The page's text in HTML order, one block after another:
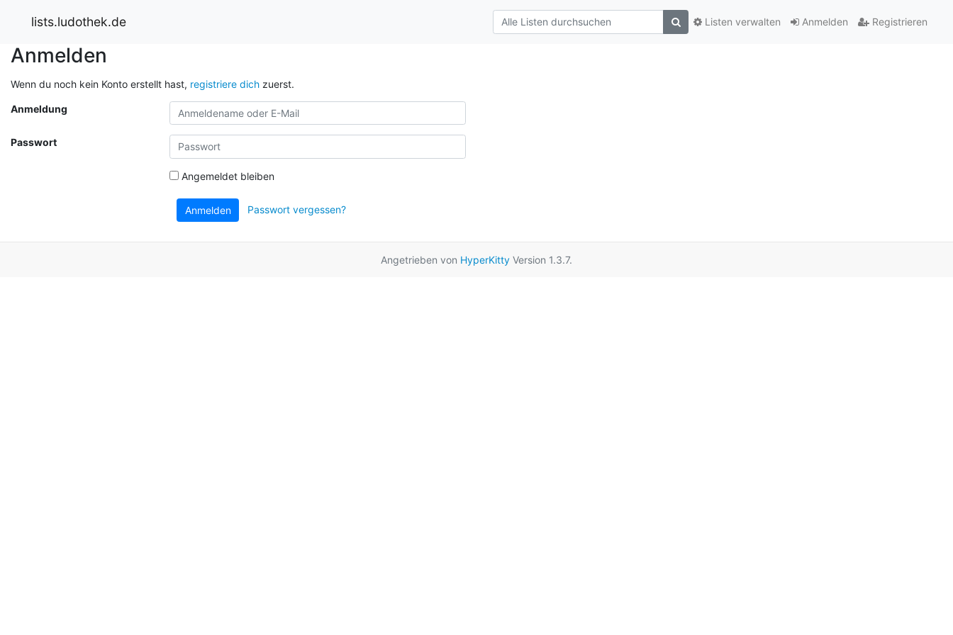
lists.ludothek.de Anmelden Registrieren
Listen verwalten
Anmelden
Wenn du noch kein Konto erstellt hast, registriere dich zuerst.
Anmeldung
Passwort
Angemeldet bleiben
Anmelden Passwort vergessen?
Angetrieben von HyperKitty Version 1.3.7.